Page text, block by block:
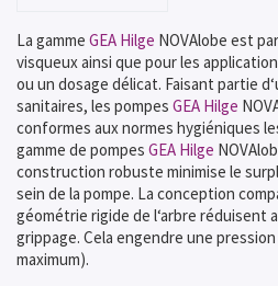
La gamme GEA Hilge NOVAlobe est
visqueux ainsi que pour les
ou un dosage délicat. Faisant partie
sanitaires, les pompes GEA Hilge
conformes aux normes hygiéniques
gamme de pompes GEA Hilge
construction robuste minimise le
sein de la pompe. La conception
géométrie rigide de l‘arbre réduisent
grippage. Cela engendre une
maximum).